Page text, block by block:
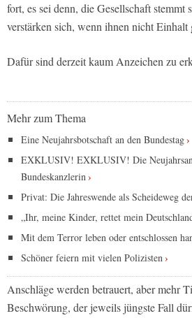
fort, es sei denn, die Gesellschaft stemmt
verstärken sich, wenn ihnen nicht Einhalt
Dafür sind derzeit kaum Anzeichen zu
Mehr zum Thema
Eine Neujahrsbotschaft an den Bundestag
EXKLUSIV! EXKLUSIV! Die
Bundeskanzlerin
Privat: Die Jahreswende als Scheideweg
„Ihr, meine Kinder, rettet mein
Mit dem Terror leben oder entschlossen
Schöner feiern mit vielen Polizisten
Anschläge werden betrauert, aber mehr
Beschwörung, der jeweils jüngste Fall